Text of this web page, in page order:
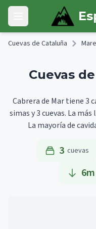
Skip to main content
Open main menu
Cuevas de Cataluña
Cuevas
Cabrera de Mar tiene 3
simas y 3 cuevas. La más
La mayoría de
3 cuevas
6m